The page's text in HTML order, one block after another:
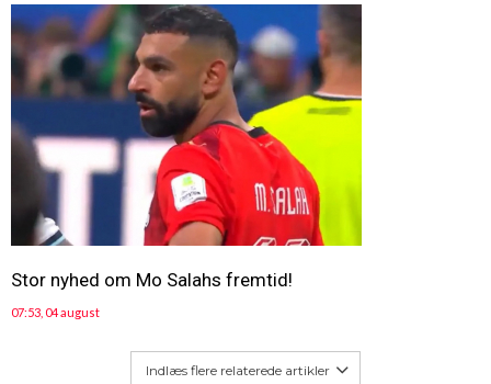
Stor nyhed om Mo Salahs fremtid!
07:53, 04 august
Indlæs flere relaterede artikler